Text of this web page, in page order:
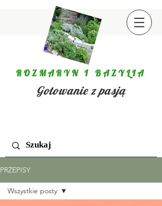
ROZMARYN I BAZYLIA
Gotowanie z pasją
PRZEPISY
Wszystkie posty